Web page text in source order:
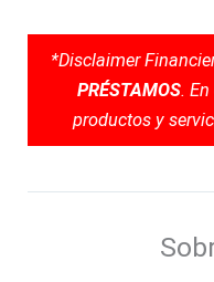
*Disclaimer
PRÉSTAMOS.
productos y